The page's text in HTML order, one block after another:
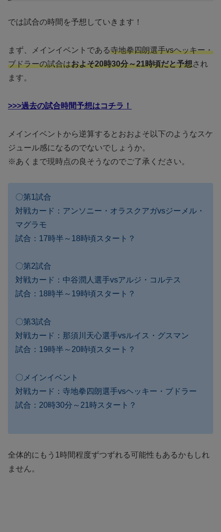
では試合の時間を予想していきます！
まず、メインイベントである寺地拳四朗選手vsヘッキー・
ブドラーの試合はおよそ20時30分～21時頃だと予想され
ます。
>>>過去の試合時間予想はコチラ！
メインイベントから逆算するとおおよそ以下のようなスケ
ジュール感になるのでないでしょうか。
※あくまで現時点の良そうなのでご了承ください。
〇第1試合
対戦カード：アンソニー・オラスクアガvsジーメル・
マグラモ
試合：17時半～18時頃スタート？
〇第2試合
対戦カード：中谷潤人選手vsアルジ・コルテス
試合：18時半～19時頃スタート？
〇第3試合
対戦カード：那須川天心選手vsルイス・グスマン
試合：19時半～20時頃スタート？
〇メインイベント
対戦カード：寺地拳四朗選手vsヘッキー・ブドラー
試合：20時30分～21時スタート？
全体的にもう1時間程度ずつずれる可能性もあるかもしれ
ません。